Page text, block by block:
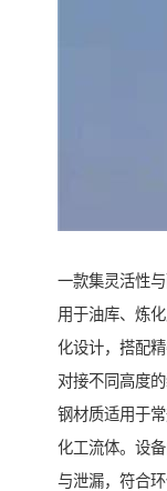
一款集灵活性
用于油库、炼
化设计，搭配
对接不同高度
钢材质适用于
化工流体。设
与泄漏，符合